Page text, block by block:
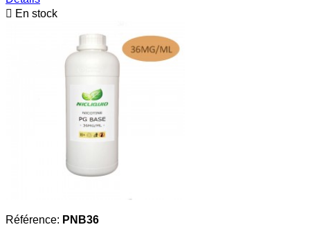
 En stock
Référence: PNB36